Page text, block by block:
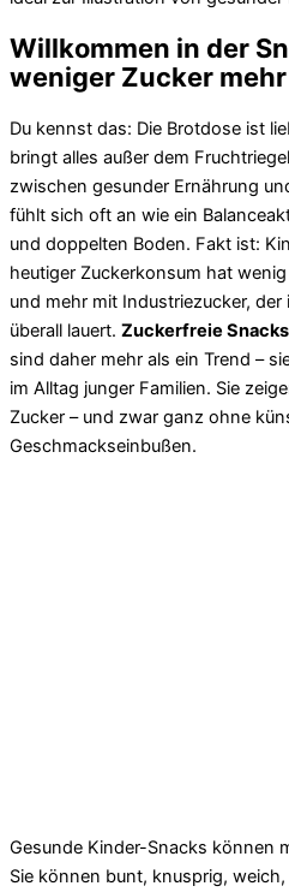
Willkommen in der
weniger Zucker
Du kennst das: Die Brotdose ist
bringt alles außer dem
zwischen gesunder Ernährung
fühlt sich oft an wie ein
und doppelten Boden. Fakt ist:
heutiger Zuckerkonsum hat
und mehr mit Industriezucker,
überall lauert. Zuckerfreie
sind daher mehr als ein Trend –
im Alltag junger Familien. Sie
Zucker – und zwar ganz ohne
Geschmackseinbußen.
Gesunde Kinder-Snacks können
Sie können bunt, knusprig,